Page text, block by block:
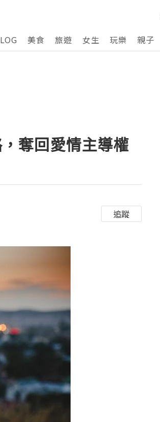
美食 旅遊 女生 玩樂 親子
奪回愛情主導權
追蹤